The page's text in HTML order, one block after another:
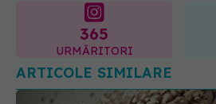
365
URMĂRITORI
ARTICOLE SIMILARE